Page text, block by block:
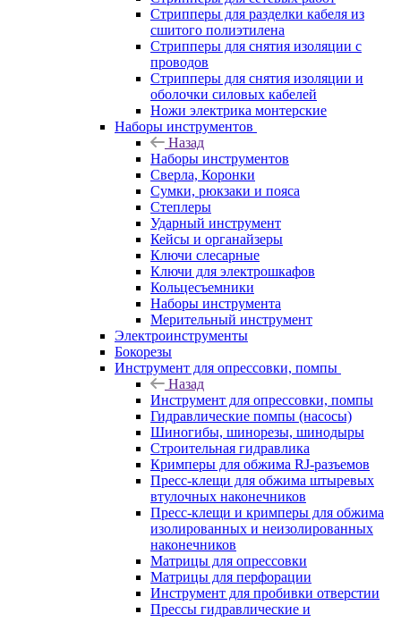
Стрипперы для разделки кабеля из
сшитого полиэтилена
Cтрипперы для снятия изоляции с
проводов
Стрипперы для снятия изоляции и
оболочки силовых кабелей
Ножи электрика монтерские
Наборы инструментов
Назад
Наборы инструментов
Сверла, Коронки
Сумки, рюкзаки и пояса
Степлеры
Ударный инструмент
Кейсы и органайзеры
Ключи слесарные
Ключи для электрошкафов
Кольцесъемники
Наборы инструмента
Мерительный инструмент
Электроинструменты
Бокорезы
Инструмент для опрессовки, помпы
Назад
Инструмент для опрессовки, помпы
Гидравлические помпы (насосы)
Шиногибы, шинорезы, шинодыры
Строительная гидравлика
Кримперы для обжима RJ-разъемов
Пресс-клещи для обжима штыревых
втулочных наконечников
Пресс-клещи и кримперы для обжима
изолированных и неизолированных
наконечников
Матрицы для опрессовки
Матрицы для перфорации
Инструмент для пробивки отверстии
Прессы гидравлические и